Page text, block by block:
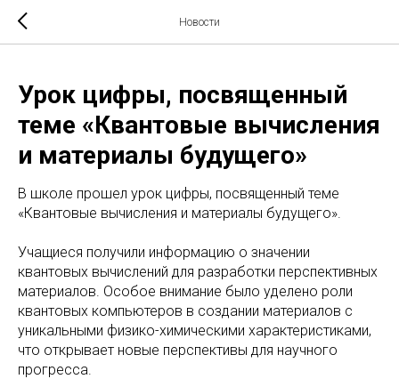
Новости
Урок цифры, посвященный
теме «Квантовые вычисления
и материалы будущего»
В школе прошел урок цифры, посвященный теме
«Квантовые вычисления и материалы будущего».
Учащиеся получили информацию о значении
квантовых вычислений для разработки перспективных
материалов. Особое внимание было уделено роли
квантовых компьютеров в создании материалов с
уникальными физико-химическими характеристиками,
что открывает новые перспективы для научного
прогресса.